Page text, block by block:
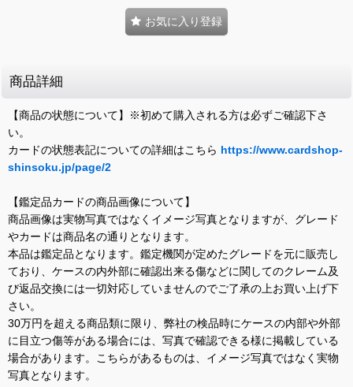
お気に入り登録
商品詳細
【商品の状態について】※初めて購入される方は必ずご確認下さ
い。
カードの状態表記についての詳細はこちら https://www.cardshop-
shinsoku.jp/page/2
【鑑定品カードの商品画像について】
商品画像は実物写真ではなくイメージ写真となりますが、グレード
やカードは商品名の通りとなります。
本品は鑑定品となります。鑑定機関が定めたグレードを元に販売し
ており、ケースの内外部に確認出来る傷などに関してのクレーム及
び返品交換には一切対応していませんのでご了承の上お買い上げ下
さい。
30万円を超える商品類に限り、弊社の検品時にケースの内部や外部
に目立つ傷等がある場合には、写真で確認できる様に掲載している
場合があります。こちらがあるものは、イメージ写真ではなく実物
写真となります。